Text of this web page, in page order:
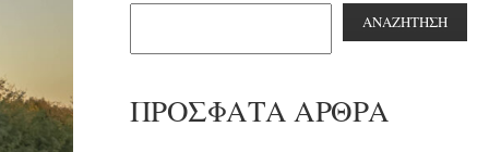
ΑΝΑΖΉΤΗΣΗ
ΠΡΌΣΦΑΤΑ ΆΡΘΡΑ